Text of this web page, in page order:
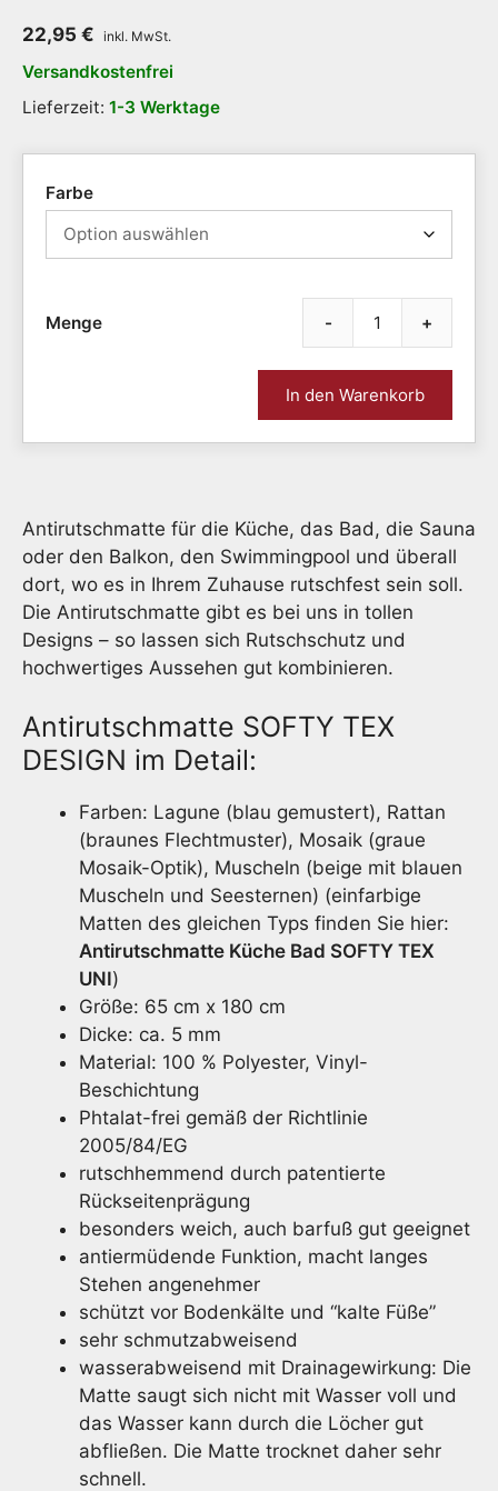
22,95 €
Versandkostenfrei
Lieferzeit: 1-3 Werktage
Farbe
-
cm
x
180
+
In den Warenkorb
Antirutschmatte für die Küche, das Bad, die Sauna
oder den Balkon, den Swimmingpool und überall
dort, wo es in Ihrem Zuhause rutschfest sein soll.
Die Antirutschmatte gibt es bei uns in tollen
Designs – so lassen sich Rutschschutz und
hochwertiges Aussehen gut kombinieren.
Antirutschmatte SOFTY TEX
DESIGN im Detail:
Farben: Lagune (blau gemustert), Rattan
(braunes Flechtmuster), Mosaik (graue
Mosaik-Optik), Muscheln (beige mit blauen
Muscheln und Seesternen) (einfarbige
Matten des gleichen Typs finden Sie hier:
Antirutschmatte Küche Bad SOFTY TEX
UNI)
Größe: 65 cm x 180 cm
Dicke: ca. 5 mm
Material: 100 % Polyester, Vinyl-
Beschichtung
Phtalat-frei gemäß der Richtlinie
2005/84/EG
rutschhemmend durch patentierte
Rückseitenprägung
besonders weich, auch barfuß gut geeignet
antiermüdende Funktion, macht langes
Stehen angenehmer
schützt vor Bodenkälte und “kalte Füße”
sehr schmutzabweisend
wasserabweisend mit Drainagewirkung: Die
Matte saugt sich nicht mit Wasser voll und
das Wasser kann durch die Löcher gut
abfließen. Die Matte trocknet daher sehr
schnell.